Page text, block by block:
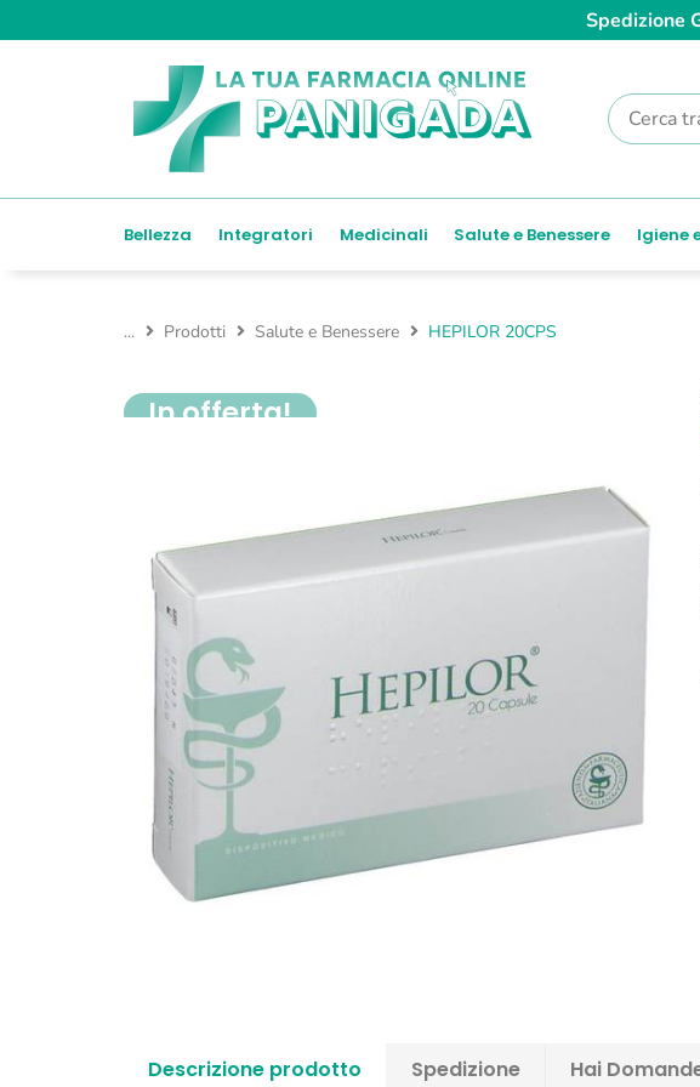
Spedizione
Bellezza Integratori Medicinali Salute e Benessere Igiene
... Prodotti Salute e Benessere HEPILOR 20CPS
In offerta!
Descrizione prodotto Spedizione Hai